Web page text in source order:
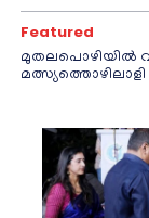
Featured
മുതലപൊഴിയിൽ